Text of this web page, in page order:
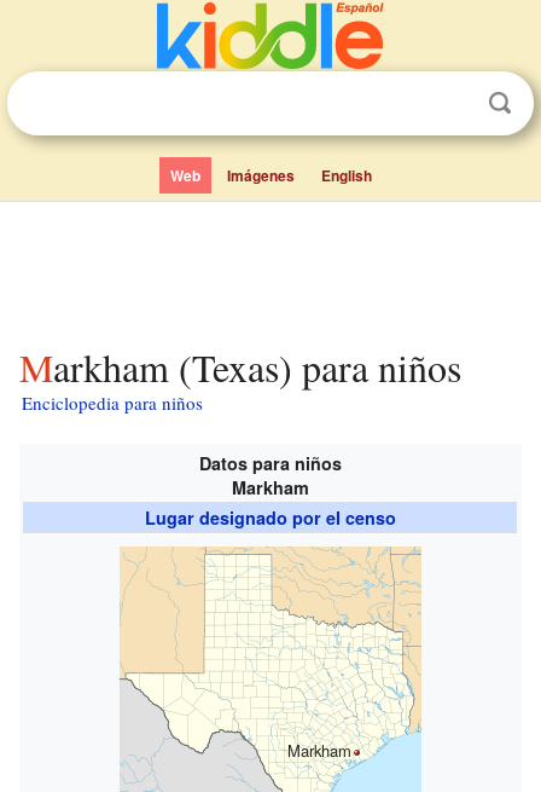
Web Imágenes English
Markham (Texas) para niños
Enciclopedia para niños
Datos para niños
Markham
Lugar designado por el censo
Markham